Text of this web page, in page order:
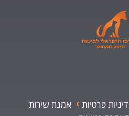
פרטיות
אמנת שירות